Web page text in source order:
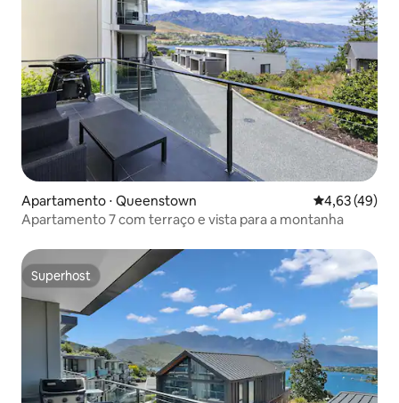
Apartamento ⋅ Queenstown 4,63 de uma
4,63 (49)
Apartamento 7 com terraço e vista para a montanha
Superhost
Superhost